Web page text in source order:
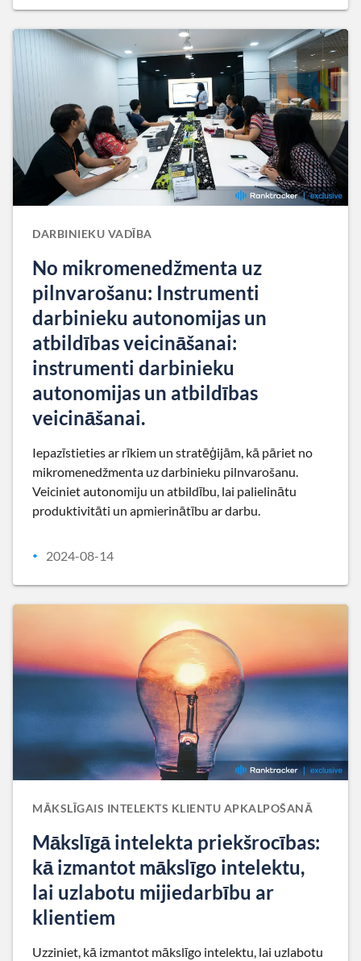
DARBINIEKU VADĪBA
No mikromenedžmenta uz
pilnvarošanu: Instrumenti
darbinieku autonomijas un
atbildības veicināšanai:
instrumenti darbinieku
autonomijas un atbildības
veicināšanai.
Iepazīstieties ar rīkiem un stratēģijām, kā pāriet no
mikromenedžmenta uz darbinieku pilnvarošanu.
Veiciniet autonomiju un atbildību, lai palielinātu
produktivitāti un apmierinātību ar darbu.
• 2024-08-14
MĀKSLĪGAIS INTELEKTS KLIENTU APKALPOŠANĀ
Mākslīgā intelekta priekšrocības:
kā izmantot mākslīgo intelektu,
lai uzlabotu mijiedarbību ar
klientiem
Uzziniet, kā izmantot mākslīgo intelektu, lai uzlabotu